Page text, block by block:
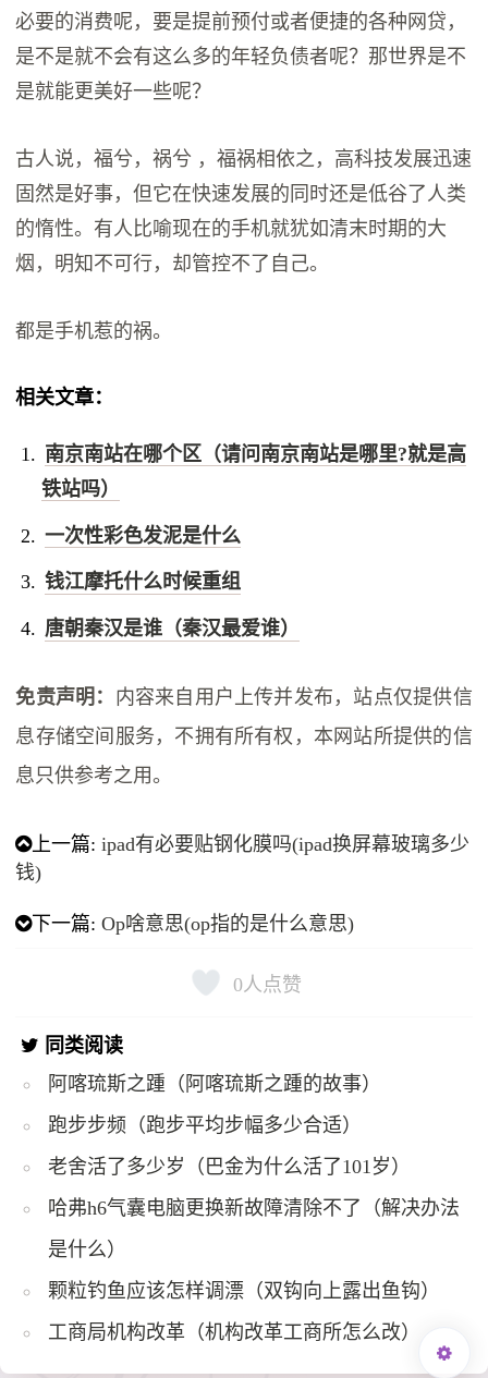
必要的消费呢，要是提前预付或者便捷的各种网贷，
是不是就不会有这么多的年轻负债者呢？那世界是不
是就能更美好一些呢？
古人说，福兮，祸兮 ，福祸相依之，高科技发展迅速
固然是好事，但它在快速发展的同时还是低谷了人类
的惰性。有人比喻现在的手机就犹如清末时期的大
烟，明知不可行，却管控不了自己。
都是手机惹的祸。
相关文章：
南京南站在哪个区（请问南京南站是哪里?就是高
铁站吗）
一次性彩色发泥是什么
钱江摩托什么时候重组
唐朝秦汉是谁（秦汉最爱谁）
免责声明： 内容来自用户上传并发布，站点仅提供信
息存储空间服务，不拥有所有权，本网站所提供的信
息只供参考之用。
上一篇:ipad有必要贴钢化膜吗(ipad换屏幕玻璃多少
钱)
下一篇:Op啥意思(op指的是什么意思)
0人点赞
同类阅读
阿喀琉斯之踵（阿喀琉斯之踵的故事）
跑步步频（跑步平均步幅多少合适）
老舍活了多少岁（巴金为什么活了101岁）
哈弗h6气囊电脑更换新故障清除不了（解决办法
是什么）
颗粒钓鱼应该怎样调漂（双钩向上露出鱼钩）
工商局机构改革（机构改革工商所怎么改）